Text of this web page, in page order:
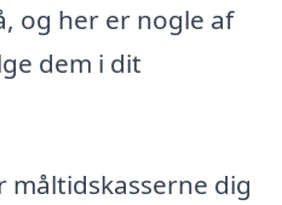
og her er nogle af
dem i dit
måltidskasserne dig